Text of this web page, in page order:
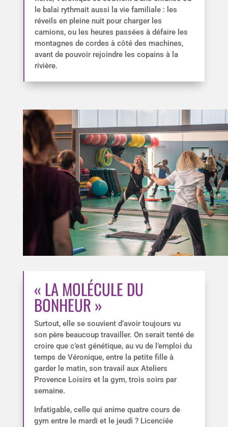
le balai rythmait aussi la vie familiale : les
réveils en pleine nuit pour charger les
camions, ou les heures passées à défaire les
montagnes de cordes à côté des machines,
avant de pouvoir rejoindre les copains à la
rivière.
« LA MOLÉCULE DU
BONHEUR »
Surtout, elle se souvient d’avoir toujours vu
son père beaucoup travailler. On serait tenté de
croire que c’est génétique, au vu de l’emploi du
temps de Véronique, entre la petite fille à
garder le matin, son travail aux Ateliers
Provence Loisirs et la gym, trois soirs par
semaine.
Infatigable, celle qui anime quatre cours de
gym entre le mardi et le jeudi ? Licenciée